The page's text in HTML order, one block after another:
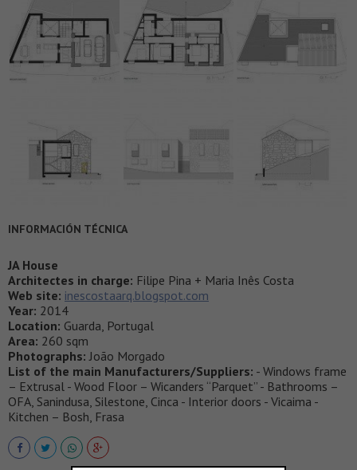
INFORMACIÓN TÉCNICA
JA House
Architectes in charge: Filipe Pina + Maria Inês Costa
Web site: inescostaarq.blogspot.com
Year: 2014
Location: Guarda, Portugal
Area: 260 sqm
Photographs: João Morgado
List of the main Manufacturers/Suppliers: - Windows frame
– Extrusal - Wood Floor – Wicanders “Parquet” - Bathrooms –
OFA, Sanindusa, Silestone, Cinca - Interior doors - Vicaima -
Kitchen – Bosh, Frasa